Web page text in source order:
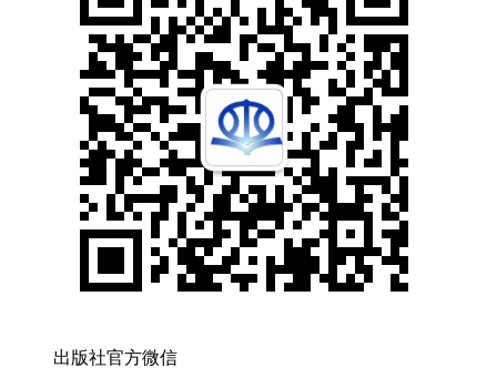
出版社官方微信